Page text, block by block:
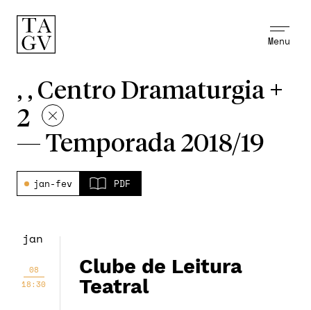
Menu
, , Centro Dramaturgia +
2
— Temporada 2018/19
jan-fev PDF
jan
08
18:30
Clube de Leitura
Teatral